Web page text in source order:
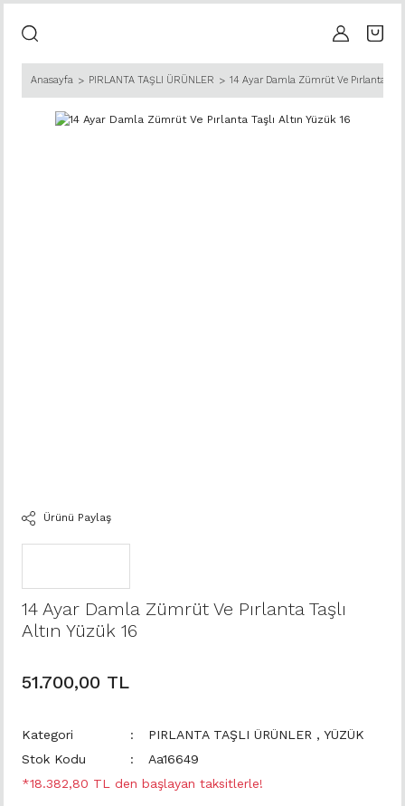
Anasayfa PIRLANTA TAŞLI ÜRÜNLER 14 Ayar Damla Zümrüt Ve Pırlanta
Ürünü Paylaş
14 Ayar Damla Zümrüt Ve Pırlanta Taşlı
Altın Yüzük 16
51.700,00 TL
Kategori PIRLANTA TAŞLI ÜRÜNLER , YÜZÜK
Stok Kodu
Aa16649
*18.382,80 TL den başlayan taksitlerle!